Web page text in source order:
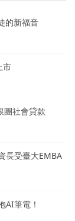
的新福音
市
團社會貸款
長受臺大EMBA
AI筆電！